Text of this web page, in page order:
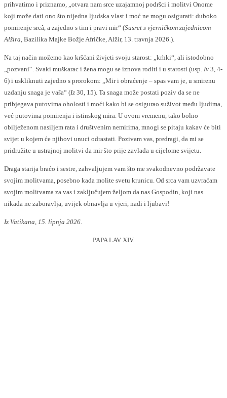
prihvatimo i priznamo, „otvara nam srce uzajamnoj podršci i molitvi Onome
koji može dati ono što nijedna ljudska vlast i moć ne mogu osigurati: duboko
pomirenje srcâ, a zajedno s tim i pravi mir“ (Susret s vjerničkom zajednicom
Alžira, Bazilika Majke Božje Afričke, Alžir, 13. travnja 2026.).
Na taj način možemo kao kršćani živjeti svoju starost: „krhki“, ali istodobno
„pozvani“. Svaki muškarac i žena mogu se iznova roditi i u starosti (usp. Iv 3, 4-
6) i uskliknuti zajedno s prorokom: „Mir i obraćenje – spas vam je, u smirenu
uzdanju snaga je vaša“ (Iz 30, 15). Ta snaga može postati poziv da se ne
pribjegava putovima oholosti i moći kako bi se osigurao suživot među ljudima,
već putovima pomirenja i istinskog mira. U ovom vremenu, tako bolno
obilježenom nasiljem rata i društvenim nemirima, mnogi se pitaju kakav će biti
svijet u kojem će njihovi unuci odrastati. Pozivam vas, predragi, da mi se
pridružite u ustrajnoj molitvi da mir što prije zavlada u cijelome svijetu.
Draga starija braćo i sestre, zahvaljujem vam što me svakodnevno podržavate
svojim molitvama, posebno kada molite svetu krunicu. Od srca vam uzvraćam
svojim molitvama za vas i zaključujem željom da nas Gospodin, koji nas
nikada ne zaboravlja, uvijek obnavlja u vjeri, nadi i ljubavi!
Iz Vatikana, 15. lipnja 2026.
PAPA LAV XIV.